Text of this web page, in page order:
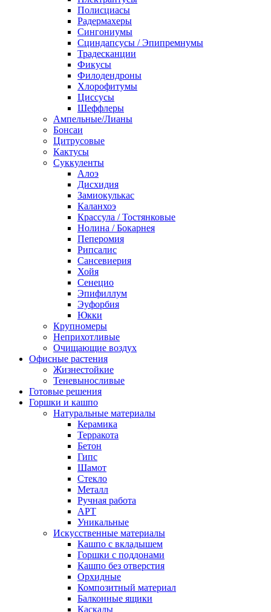
Полисциасы
Радермахеры
Сингониумы
Сциндапсусы / Эпипремнумы
Традесканции
Фикусы
Филодендроны
Хлорофитумы
Циссусы
Шеффлеры
Ампельные/Лианы
Бонсаи
Цитрусовые
Кактусы
Суккуленты
Алоэ
Дисхидия
Замиокулькас
Каланхоэ
Крассула / Тостянковые
Нолина / Бокарнея
Пеперомия
Рипсалис
Сансевиерия
Хойя
Сенецио
Эпифиллум
Эуфорбия
Юкки
Крупномеры
Неприхотливые
Очищающие воздух
Офисные растения
Жизнестойкие
Теневыносливые
Готовые решения
Горшки и кашпо
Натуральные материалы
Керамика
Терракота
Бетон
Гипс
Шамот
Стекло
Металл
Ручная работа
АРТ
Уникальные
Искусственные материалы
Кашпо с вкладышем
Горшки с поддонами
Кашпо без отверстия
Орхидные
Композитный материал
Балконные ящики
Каскады